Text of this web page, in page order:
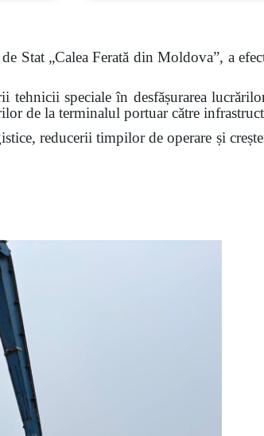
Stat „Calea Ferată din Moldova”, a
speciale în desfășurarea
de la terminalul portuar către
reducerii timpilor de operare și